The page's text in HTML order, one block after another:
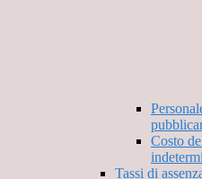
Costo
Tassi di